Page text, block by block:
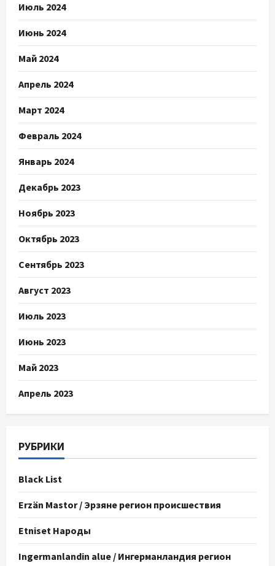
Июль 2024
Июнь 2024
Май 2024
Апрель 2024
Март 2024
Февраль 2024
Январь 2024
Декабрь 2023
Ноябрь 2023
Октябрь 2023
Сентябрь 2023
Август 2023
Июль 2023
Июнь 2023
Май 2023
Апрель 2023
РУБРИКИ
Black List
Erzän Mastor / Эрзяне регион происшествия
Etniset Народы
Ingermanlandin alue / Ингерманландия регион